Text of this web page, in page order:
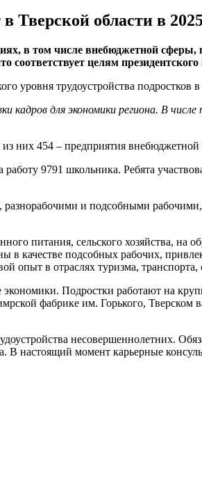
Тверской области в
в том числе внебюджетной
целям
уровня трудоустройства подростков
кадров для экономики региона. В
из них 454 – предприятия
9791 школьника. Ребята
и подсобными
питания, сельского хозяйства, на
в качестве подсобных рабочих,
в отраслях туризма, транспорта,
экономики. Подростки работают на
фабрике им. Горького,
несовершеннолетних.
В настоящий момент карьерные